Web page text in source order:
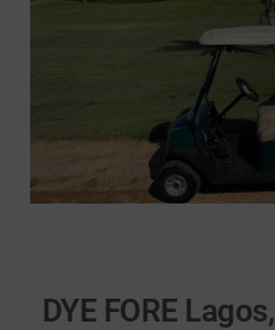
DYE FORE Lagos,